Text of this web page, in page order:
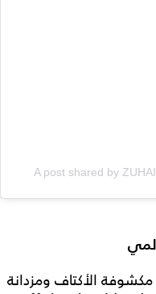
A post shared by
مكشوفة الأكتاف ومزدانة